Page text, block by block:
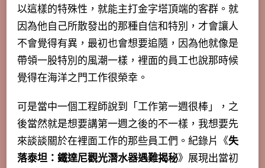
以這樣的特殊性，就能主打金字塔頂端的客群 。就
因為他自己所散發出的那種自信和特別，才會讓人
不會覺得有異，最初也會想要追隨，因為他就像是
帶領一股特別的風潮一樣，裡面的員工也說那時候
覺得在海洋之門工作很榮幸。
可是當中一個工程師說到「工作第一週很棒」，之
後當然就是想要講第一週之後的不一樣，我想要先
來談談關於在裡面工作的那些員工們。紀錄片《失
落泰坦：鐵達尼觀光潛水器遇難揭秘》展現出當初